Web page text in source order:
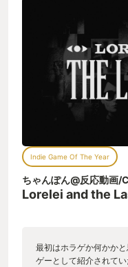
Indie Game Of The Year
ちゃんぽん@反応動画
Lorelei and the
最初はホラゲか何かか
ゲーとして紹介されて